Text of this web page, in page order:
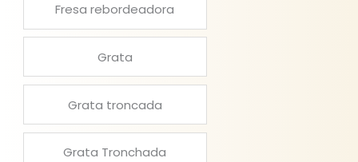
Fresa rebordeadora
Grata
Grata troncada
Grata Tronchada